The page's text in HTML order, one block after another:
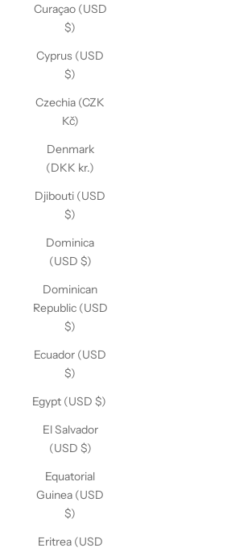
Curaçao (USD
$)
Cyprus (USD
$)
Czechia (CZK
Kč)
Denmark
(DKK kr.)
Djibouti (USD
$)
Dominica
(USD $)
Dominican
Republic (USD
$)
Ecuador (USD
$)
Egypt (USD $)
El Salvador
(USD $)
Equatorial
Guinea (USD
$)
Eritrea (USD